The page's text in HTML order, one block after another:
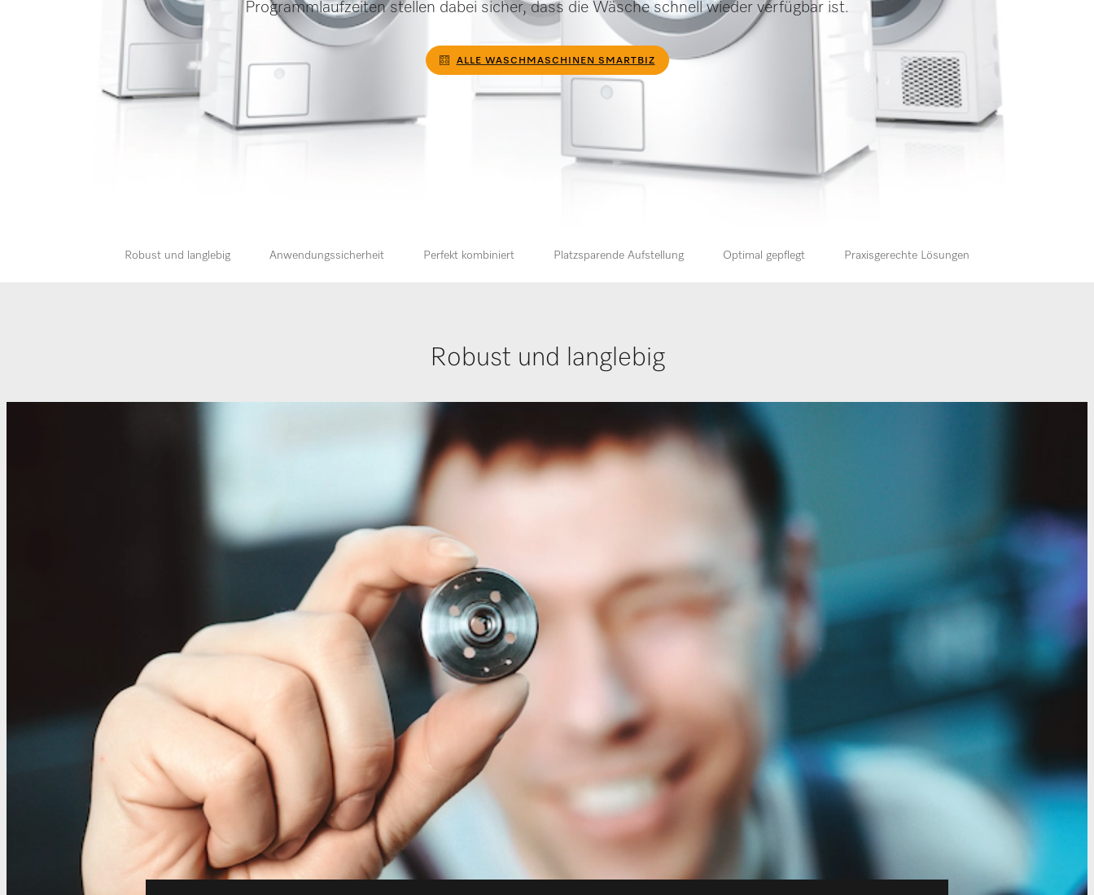
Programmlaufzeiten stellen dabei sicher, dass die Wäsche schnell wieder verfügbar ist.
ALLE WASCHMASCHINEN SMARTBIZ
Robust und langlebig Anwendungssicherheit Perfekt kombiniert Platzsparende Aufstellung Optimal gepflegt Praxisgerechte Lösungen
Robust und langlebig